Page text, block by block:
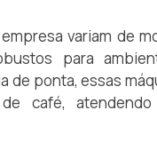
variam de
para
de ponta, essas
café,